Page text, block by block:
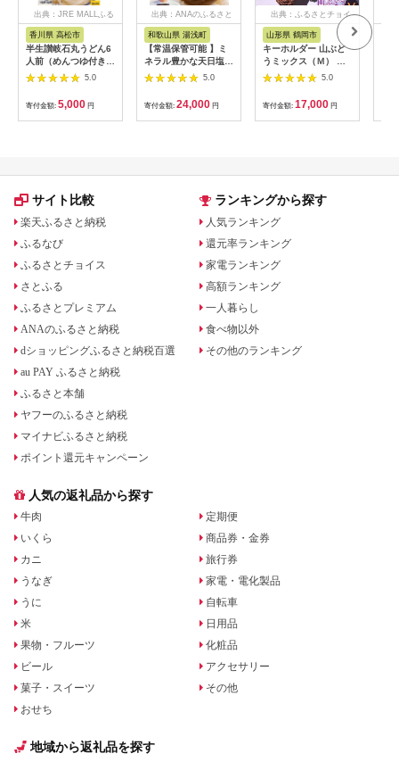
出典：JRE MALLふる
さと納税
香川県 高松市
半生讃岐石丸うどん6
人前（めんつゆ付き）
麺300g×2袋
5.0
寄付金額: 5,000 円
出典：ANAのふるさと
和歌山県 湯浅町
【常温保管可能 】ミ
ネラル豊かな天日塩だ
けで漬けた無添加梅干
し2kg 梅ボーイズ｜
B201_EP6024
5.0
寄付金額: 24,000 円
出典：ふるさとチョイ
山形県 鶴岡市
キーホルダー 山ぶど
うミックス（Ｍ） 山
形県鶴岡市 アトリエ
かおる | 山葡萄 雑貨
キーホルダー ギフト
贈り物 お取り寄せ 返
礼品
5.0
寄付金額: 17,000 円
サイト比較
楽天ふるさと納税
ふるなび
ふるさとチョイス
さとふる
ふるさとプレミアム
ANAのふるさと納税
dショッピングふるさと納税百選
au PAY ふるさと納税
ふるさと本舗
ヤフーのふるさと納税
マイナビふるさと納税
ポイント還元キャンペーン
ランキングから探す
人気ランキング
還元率ランキング
家電ランキング
高額ランキング
一人暮らし
食べ物以外
その他のランキング
人気の返礼品から探す
牛肉
いくら
カニ
うなぎ
うに
米
果物・フルーツ
ビール
菓子・スイーツ
おせち
定期便
商品券・金券
旅行券
家電・電化製品
自転車
日用品
化粧品
アクセサリー
その他
地域から返礼品を探す